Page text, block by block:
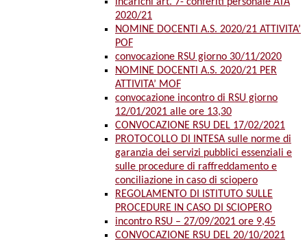
incarichi art. 7- conferiti personale ATA
2020/21
NOMINE DOCENTI A.S. 2020/21 ATTIVITA’
POF
convocazione RSU giorno 30/11/2020
NOMINE DOCENTI A.S. 2020/21 PER
ATTIVITA’ MOF
convocazione incontro di RSU giorno
12/01/2021 alle ore 13,30
CONVOCAZIONE RSU DEL 17/02/2021
PROTOCOLLO DI INTESA sulle norme di
garanzia dei servizi pubblici essenziali e
sulle procedure di raffreddamento e
conciliazione in caso di sciopero
REGOLAMENTO DI ISTITUTO SULLE
PROCEDURE IN CASO DI SCIOPERO
incontro RSU – 27/09/2021 ore 9,45
CONVOCAZIONE RSU DEL 20/10/2021